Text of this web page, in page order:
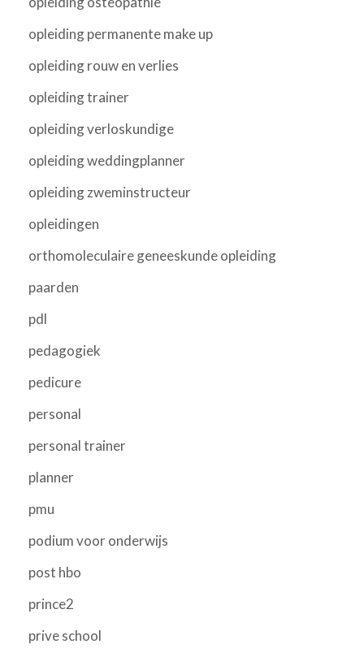
opleiding permanente make up
opleiding rouw en verlies
opleiding trainer
opleiding verloskundige
opleiding weddingplanner
opleiding zweminstructeur
opleidingen
orthomoleculaire geneeskunde opleiding
paarden
pdl
pedagogiek
pedicure
personal
personal trainer
planner
pmu
podium voor onderwijs
post hbo
prince2
prive school